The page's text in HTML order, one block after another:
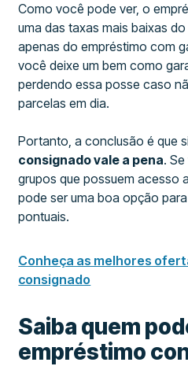
Como você pode ver, o
uma das taxas mais baixas
apenas do empréstimo com
você deixe um bem como
perdendo essa posse caso
parcelas em dia.
Portanto, a conclusão é que
consignado vale a pena.
grupos que possuem acesso
pode ser uma boa opção
pontuais.
Conheça as melhores
consignado
Saiba quem
empréstimo